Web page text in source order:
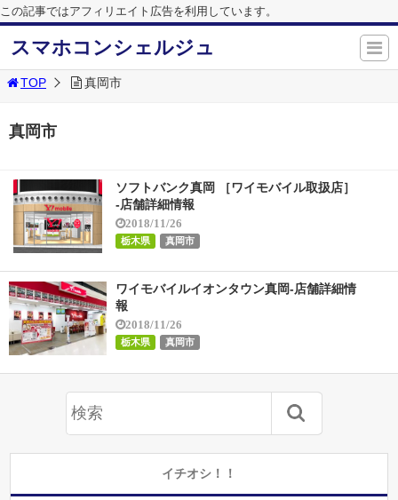
この記事ではアフィリエイト広告を利用しています。
スマホコンシェルジュ
TOP 真岡市
真岡市
ソフトバンク真岡 ［ワイモバイル取扱店］
-店舗詳細情報
2018/11/26
栃木県 真岡市
ワイモバイルイオンタウン真岡-店舗詳細情
報
2018/11/26
栃木県 真岡市
イチオシ！！